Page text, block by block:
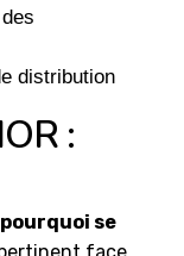
distribution
:
pourquoi se